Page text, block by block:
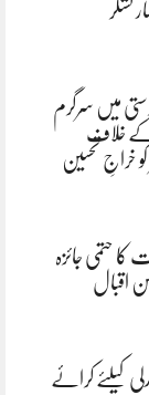
تشکر
میں سرگرم
کے خلاف
خراجِ تحسین
کا حتمی جائزہ
اقبال
کیلئے کرائے